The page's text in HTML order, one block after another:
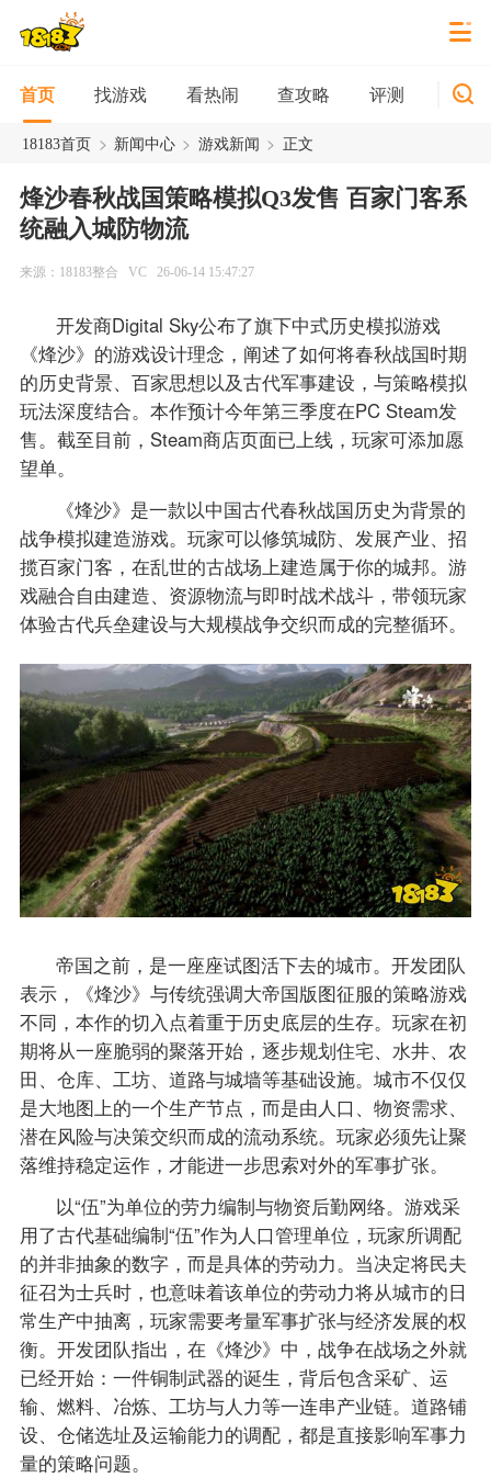
首页 找游戏 看热闹 查攻略 评测 新游
18183首页 > 新闻中心 > 游戏新闻 > 正文
烽沙春秋战国策略模拟Q3发售 百家门客系
统融入城防物流
来源：18183整合 VC 26-06-14 15:47:27
开发商Digital Sky公布了旗下中式历史模拟游戏
《烽沙》的游戏设计理念，阐述了如何将春秋战国时期
的历史背景、百家思想以及古代军事建设，与策略模拟
玩法深度结合。本作预计今年第三季度在PC Steam发
售。截至目前，Steam商店页面已上线，玩家可添加愿
望单。
《烽沙》是一款以中国古代春秋战国历史为背景的
战争模拟建造游戏。玩家可以修筑城防、发展产业、招
揽百家门客，在乱世的古战场上建造属于你的城邦。游
戏融合自由建造、资源物流与即时战术战斗，带领玩家
体验古代兵垒建设与大规模战争交织而成的完整循环。
帝国之前，是一座座试图活下去的城市。开发团队
表示，《烽沙》与传统强调大帝国版图征服的策略游戏
不同，本作的切入点着重于历史底层的生存。玩家在初
期将从一座脆弱的聚落开始，逐步规划住宅、水井、农
田、仓库、工坊、道路与城墙等基础设施。城市不仅仅
是大地图上的一个生产节点，而是由人口、物资需求、
潜在风险与决策交织而成的流动系统。玩家必须先让聚
落维持稳定运作，才能进一步思索对外的军事扩张。
以“伍”为单位的劳力编制与物资后勤网络。游戏采
用了古代基础编制“伍”作为人口管理单位，玩家所调配
的并非抽象的数字，而是具体的劳动力。当决定将民夫
征召为士兵时，也意味着该单位的劳动力将从城市的日
常生产中抽离，玩家需要考量军事扩张与经济发展的权
衡。开发团队指出，在《烽沙》中，战争在战场之外就
已经开始：一件铜制武器的诞生，背后包含采矿、运
输、燃料、冶炼、工坊与人力等一连串产业链。道路铺
设、仓储选址及运输能力的调配，都是直接影响军事力
量的策略问题。